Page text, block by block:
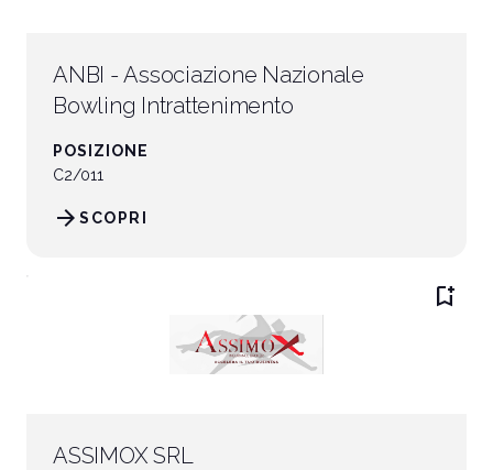
ANBI - Associazione Nazionale
Bowling Intrattenimento
POSIZIONE
C2/011
SCOPRI
arrow_forward
bookmark_add
ASSIMOX SRL